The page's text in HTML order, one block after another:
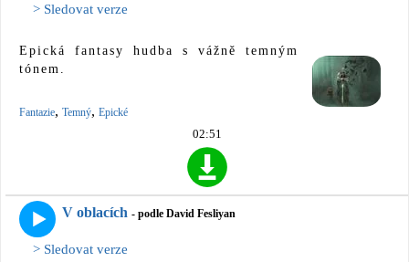
> Sledovat verze
Epická fantasy hudba s vážně temným
tónem.
Fantazie, Temný, Epické
02:51
V oblacích - podle David Fesliyan
> Sledovat verze